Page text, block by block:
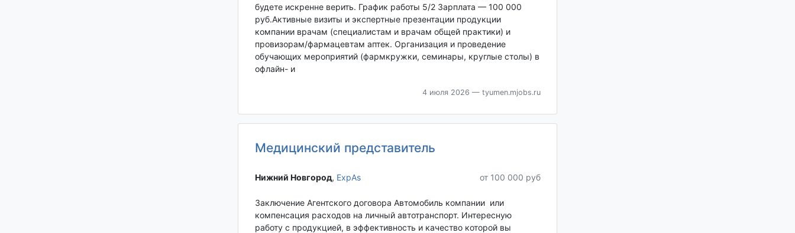
будете искренне верить. График работы 5/2 Зарплата — 100 000
руб.Активные визиты и экспертные презентации продукции
компании врачам (специалистам и врачам общей практики) и
провизорам/фармацевтам аптек. Организация и проведение
обучающих мероприятий (фармкружки, семинары, круглые столы) в
офлайн- и
4 июля 2026 — tyumen.mjobs.ru
Медицинский представитель
Нижний Новгород‎, ExpAs от 100 000 руб
Заключение Агентского договора Автомобиль компании или
компенсация расходов на личный автотранспорт. Интересную
работу с продукцией, в эффективность и качество которой вы